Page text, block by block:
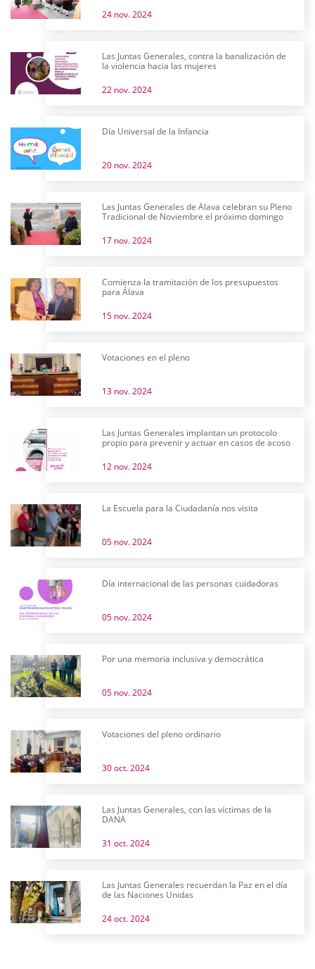
24 nov. 2024
Las Juntas Generales, contra la banalización de
la violencia hacia las mujeres
22 nov. 2024
Día Universal de la Infancia
20 nov. 2024
Las Juntas Generales de Álava celebran su Pleno
Tradicional de Noviembre el próximo domingo
17 nov. 2024
Comienza la tramitación de los presupuestos
para Álava
15 nov. 2024
Votaciones en el pleno
13 nov. 2024
Las Juntas Generales implantan un protocolo
propio para prevenir y actuar en casos de acoso
12 nov. 2024
La Escuela para la Ciudadanía nos visita
05 nov. 2024
Día internacional de las personas cuidadoras
05 nov. 2024
Por una memoria inclusiva y democrática
05 nov. 2024
Votaciones del pleno ordinario
30 oct. 2024
Las Juntas Generales, con las víctimas de la
DANA
31 oct. 2024
Las Juntas Generales recuerdan la Paz en el día
de las Naciones Unidas
24 oct. 2024